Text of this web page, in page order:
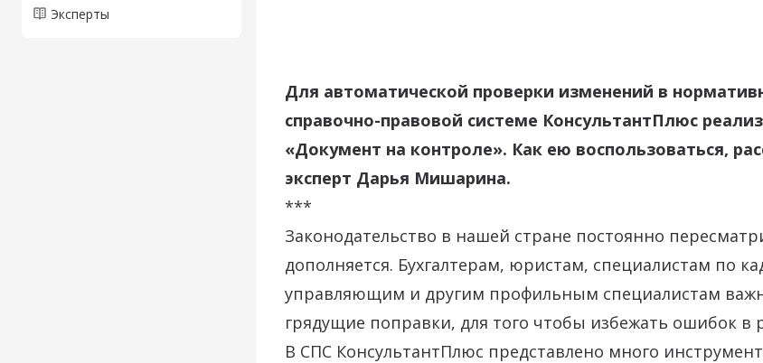
Эксперты
Для автоматической проверки изменений в
справочно-правовой системе КонсультантПлюс
«Документ на контроле». Как ею воспользоваться,
эксперт Дарья Мишарина.
***
Законодательство в нашей стране постоянно
дополняется. Бухгалтерам, юристам, специалистам по
управляющим и другим профильным специалистам
грядущие поправки, для того чтобы избежать ошибок в
В СПС КонсультантПлюс представлено много